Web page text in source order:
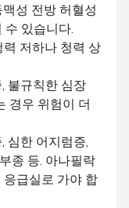
성 전방 허혈성
있습니다.
저하나 청력 상
불규칙한 심장
경우 위험이 더
심한 어지럼증,
종 등. 아나필락
급실로 가야 합